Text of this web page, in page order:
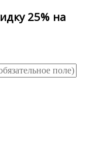
25% на